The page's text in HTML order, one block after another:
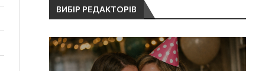
ВИБІР РЕДАКТОРІВ